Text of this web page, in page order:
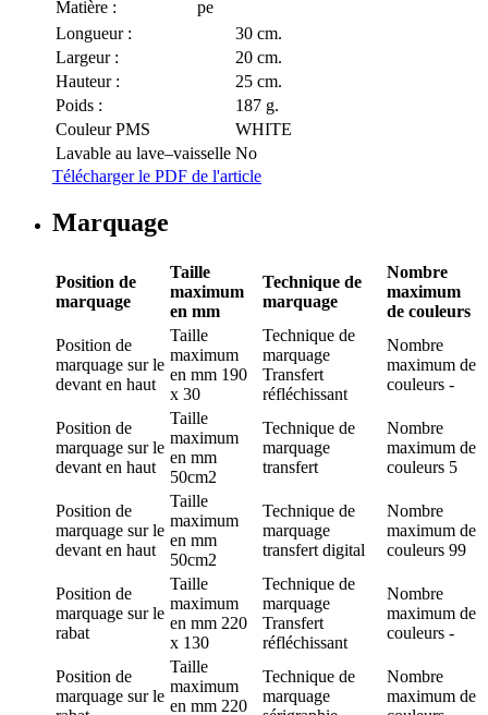
Matière :
pe
Longueur :
30 cm.
Largeur :
20 cm.
Hauteur :
25 cm.
Poids :
187 g.
Couleur PMS
WHITE
Lavable au lave–vaisselle No
Télécharger le PDF de l'article
Marquage
Position de
marquage
Taille
maximum
en mm
Technique de
marquage
Nombre
maximum
de couleurs
Position de
marquage sur le
devant en haut
Taille
maximum
en mm 190
x 30
Technique de
marquage
Transfert
réfléchissant
Nombre
maximum de
couleurs -
Position de
marquage sur le
devant en haut
Taille
maximum
en mm
50cm2
Technique de
marquage
transfert
Nombre
maximum de
couleurs 5
Position de
marquage sur le
devant en haut
Taille
maximum
en mm
50cm2
Technique de
marquage
transfert digital
Nombre
maximum de
couleurs 99
Position de
marquage sur le
rabat
Taille
maximum
en mm 220
x 130
Technique de
marquage
Transfert
réfléchissant
Nombre
maximum de
couleurs -
Position de
marquage sur le
Taille
maximum
en mm 220
Technique de
marquage
Nombre
maximum de